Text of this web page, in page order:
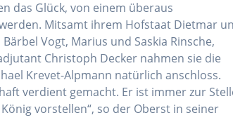
das Glück, von einem überaus
Mitsamt ihrem Hofstaat Dietmar
Vogt, Marius und Saskia Rinsche,
Christoph Decker nahmen sie die
Krevet-Alpmann natürlich anschloss.
verdient gemacht. Er ist immer zur
vorstellen“, so der Oberst in seiner